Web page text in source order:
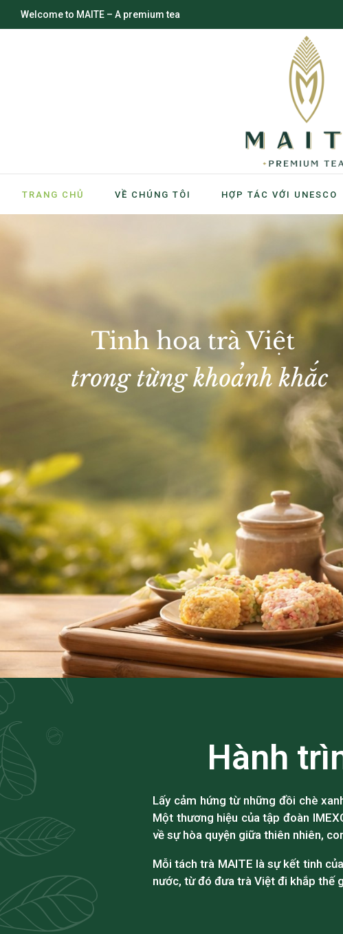
Welcome to MAITE – A premium tea
TRANG CHỦ VỀ CHÚNG TÔI HỢP TÁC VỚI UNESCO
Hành
Lấy cảm hứng từ những đồi chè
Một thương hiệu của tập đoàn
về sự hòa quyện giữa thiên nhiên,
Mỗi tách trà MAITE là sự kết tinh
nước, từ đó đưa trà Việt đi khắp thế